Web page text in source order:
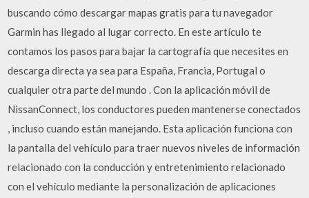
buscando cómo descargar mapas gratis para tu navegador
Garmin has llegado al lugar correcto. En este artículo te
contamos los pasos para bajar la cartografía que necesites en
descarga directa ya sea para España, Francia, Portugal o
cualquier otra parte del mundo . Con la aplicación móvil de
NissanConnect, los conductores pueden mantenerse conectados
, incluso cuando están manejando. Esta aplicación funciona con
la pantalla del vehículo para traer nuevos niveles de información
relacionado con la conducción y entretenimiento relacionado
con el vehículo mediante la personalización de aplicaciones